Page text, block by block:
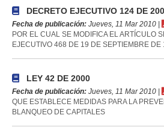
DECRETO EJECUTIVO 124 DE
Fecha de publicación: Jueves, 11 Mar 2010 |
POR EL CUAL SE MODIFICA EL ARTÍCULO
EJECUTIVO 468 DE 19 DE SEPTIEMBRE DE
LEY 42 DE 2000
Fecha de publicación: Jueves, 11 Mar 2010 |
QUE ESTABLECE MEDIDAS PARA LA
BLANQUEO DE CAPITALES